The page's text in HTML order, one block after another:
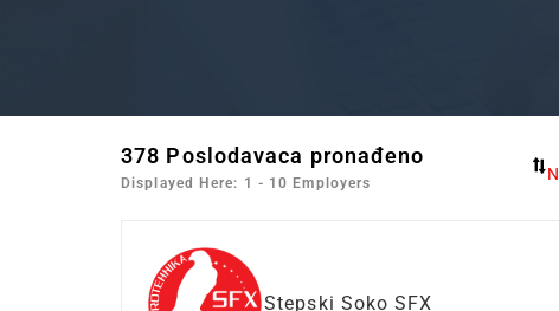
378 Poslodavaca pronađeno
Displayed Here: 1 - 10 Employers
Stepski Soko SFX